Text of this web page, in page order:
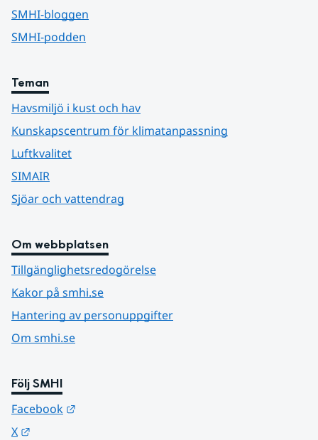
SMHI-bloggen
SMHI-podden
Teman
Havsmiljö i kust och hav
Kunskapscentrum för klimatanpassning
Luftkvalitet
SIMAIR
Sjöar och vattendrag
Om webbplatsen
Tillgänglighetsredogörelse
Kakor på smhi.se
Hantering av personuppgifter
Om smhi.se
Följ SMHI
Facebook
X